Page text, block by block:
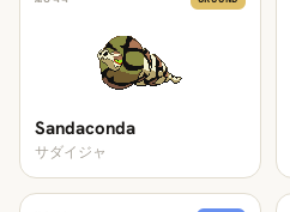
Sandaconda
サダイジャ